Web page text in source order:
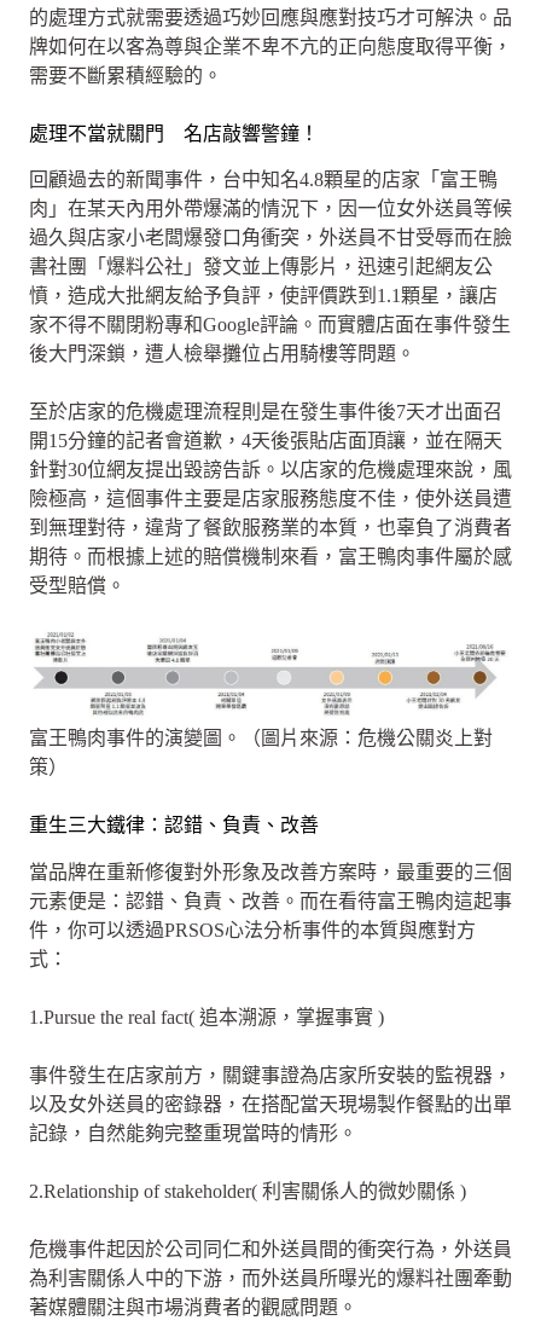
的處理方式就需要透過巧妙回應與應對技巧才可解決。品
牌如何在以客為尊與企業不卑不亢的正向態度取得平衡，
需要不斷累積經驗的。
處理不當就關門 名店敲響警鐘！
回顧過去的新聞事件，台中知名4.8顆星的店家「富王鴨
肉」在某天內用外帶爆滿的情況下，因一位女外送員等候
過久與店家小老闆爆發口角衝突，外送員不甘受辱而在臉
書社團「爆料公社」發文並上傳影片，迅速引起網友公
憤，造成大批網友給予負評，使評價跌到1.1顆星，讓店
家不得不關閉粉專和Google評論。而實體店面在事件發生
後大門深鎖，遭人檢舉攤位占用騎樓等問題。
至於店家的危機處理流程則是在發生事件後7天才出面召
開15分鐘的記者會道歉，4天後張貼店面頂讓，並在隔天
針對30位網友提出毀謗告訴。以店家的危機處理來說，風
險極高，這個事件主要是店家服務態度不佳，使外送員遭
到無理對待，違背了餐飲服務業的本質，也辜負了消費者
期待。而根據上述的賠償機制來看，富王鴨肉事件屬於感
受型賠償。
富王鴨肉事件的演變圖。（圖片來源：危機公關炎上對
策）
重生三大鐵律：認錯、負責、改善
當品牌在重新修復對外形象及改善方案時，最重要的三個
元素便是：認錯、負責、改善。而在看待富王鴨肉這起事
件，你可以透過PRSOS心法分析事件的本質與應對方
式：
1.Pursue the real fact( 追本溯源，掌握事實 )
事件發生在店家前方，關鍵事證為店家所安裝的監視器，
以及女外送員的密錄器，在搭配當天現場製作餐點的出單
記錄，自然能夠完整重現當時的情形。
2.Relationship of stakeholder( 利害關係人的微妙關係 )
危機事件起因於公司同仁和外送員間的衝突行為，外送員
為利害關係人中的下游，而外送員所曝光的爆料社團牽動
著媒體關注與市場消費者的觀感問題。